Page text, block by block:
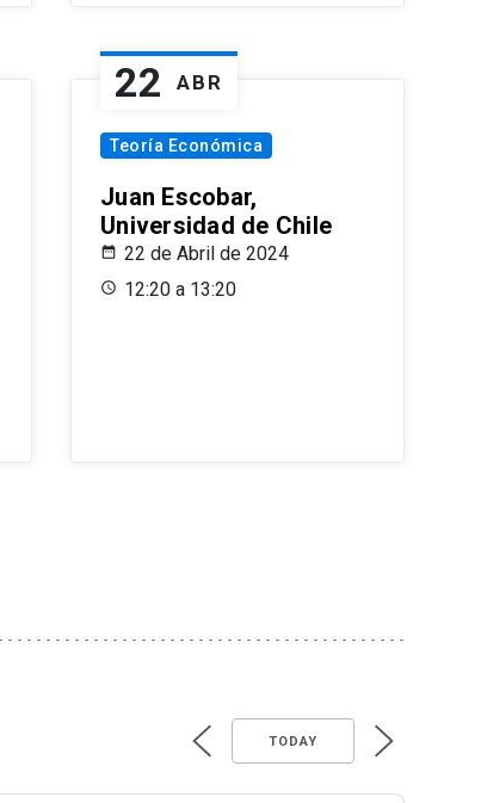
22 ABR
Teoría Económica
Juan Escobar,
Universidad de Chile
22 de Abril de 2024
12:20 a 13:20
TODAY